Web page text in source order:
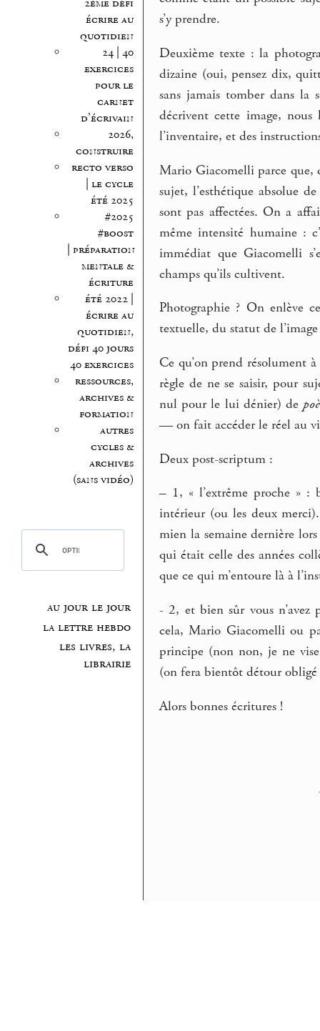
2ème défi
écrire au
quotidien
24 | 40
exercices
pour le
carnet
d’écrivain
2026,
construire
recto verso
| le cycle
été 2025
#2025
#boost
| préparation
mentale &
écriture
été 2022 |
écrire au
quotidien,
défi 40 jours
40 exercices
ressources,
archives &
formation
autres
cycles &
archives
(sans vidéo)
au jour le jour
la lettre hebdo
les livres, la
librairie
s’y prendre.
Deuxième texte : la
dizaine (oui, pensez dix,
sans jamais tomber dans la
décrivent cette image,
l’inventaire, et des
Mario Giacomelli parce que,
sujet, l’esthétique absolue
sont pas affectées. On a
même intensité humaine :
immédiat que Giacomelli
champs qu’ils cultivent.
Photographie ? On enlève
textuelle, du statut de
Ce qu’on prend résolument
règle de ne se saisir, pour
nul pour le lui dénier) de
— on fait accéder le réel au
Deux post-scriptum :
– 1, « l’extrême proche » :
intérieur (ou les deux
mien la semaine dernière
qui était celle des années
que ce qui m’entoure là à
- 2, et bien sûr vous n’avez
cela, Mario Giacomelli ou
principe (non non, je ne
(on fera bientôt détour
Alors bonnes écritures !